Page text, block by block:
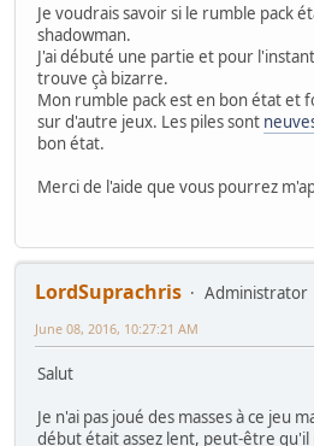
Je voudrais savoir si le rumble pack
shadowman.
J'ai débuté une partie et pour
trouve çà bizarre.
Mon rumble pack est en bon état et
sur d'autre jeux. Les piles sont
bon état.
Merci de l'aide que vous pourrez
LordSuprachris
Administrator
June 08, 2016, 10:27:21 AM
Salut
Je n'ai pas joué des masses à ce jeu
début était assez lent, peut-être qu'il